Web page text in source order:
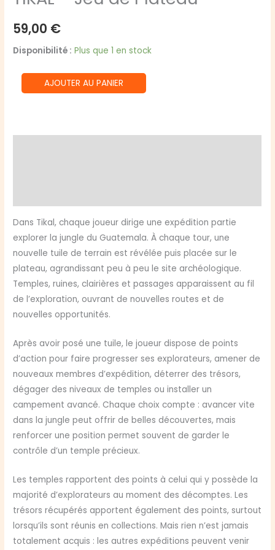
59,00 €
Disponibilité : Plus que 1 en stock
quantité
de
AJOUTER AU PANIER
Dans Tikal, chaque joueur dirige une expédition partie
explorer la jungle du Guatemala. À chaque tour, une
nouvelle tuile de terrain est révélée puis placée sur le
plateau, agrandissant peu à peu le site archéologique.
Temples, ruines, clairières et passages apparaissent au fil
de l’exploration, ouvrant de nouvelles routes et de
nouvelles opportunités.
Après avoir posé une tuile, le joueur dispose de points
d’action pour faire progresser ses explorateurs, amener de
nouveaux membres d’expédition, déterrer des trésors,
dégager des niveaux de temples ou installer un
campement avancé. Chaque choix compte : avancer vite
dans la jungle peut offrir de belles découvertes, mais
renforcer une position permet souvent de garder le
contrôle d’un temple précieux.
Les temples rapportent des points à celui qui y possède la
majorité d’explorateurs au moment des décomptes. Les
trésors récupérés apportent également des points, surtout
lorsqu’ils sont réunis en collections. Mais rien n’est jamais
totalement acquis : les autres expéditions peuvent venir